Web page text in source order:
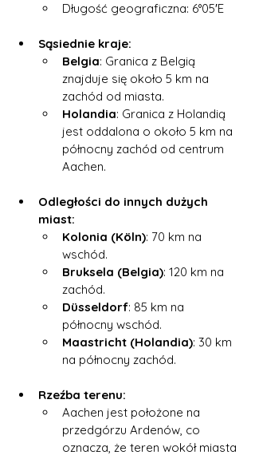
Długość geograficzna: 6°05′E
Sąsiednie kraje:
Belgia: Granica z Belgią
znajduje się około 5 km na
zachód od miasta.
Holandia: Granica z Holandią
jest oddalona o około 5 km na
północny zachód od centrum
Aachen.
Odległości do innych dużych
miast:
Kolonia (Köln): 70 km na
wschód.
Bruksela (Belgia): 120 km na
zachód.
Düsseldorf: 85 km na
północny wschód.
Maastricht (Holandia): 30 km
na północny zachód.
Rzeźba terenu:
Aachen jest położone na
przedgórzu Ardenów, co
oznacza, że teren wokół miasta